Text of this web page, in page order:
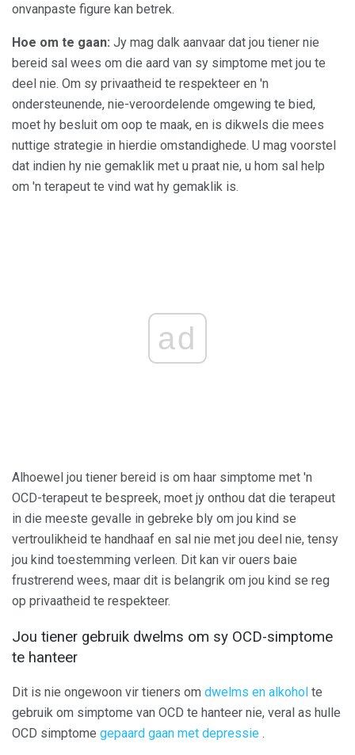
onvanpaste figure kan betrek.
Hoe om te gaan: Jy mag dalk aanvaar dat jou tiener nie
bereid sal wees om die aard van sy simptome met jou te
deel nie. Om sy privaatheid te respekteer en 'n
ondersteunende, nie-veroordelende omgewing te bied,
moet hy besluit om oop te maak, en is dikwels die mees
nuttige strategie in hierdie omstandighede. U mag voorstel
dat indien hy nie gemaklik met u praat nie, u hom sal help
om 'n terapeut te vind wat hy gemaklik is.
ad
Alhoewel jou tiener bereid is om haar simptome met 'n
OCD-terapeut te bespreek, moet jy onthou dat die terapeut
in die meeste gevalle in gebreke bly om jou kind se
vertroulikheid te handhaaf en sal nie met jou deel nie, tensy
jou kind toestemming verleen. Dit kan vir ouers baie
frustrerend wees, maar dit is belangrik om jou kind se reg
op privaatheid te respekteer.
Jou tiener gebruik dwelms om sy OCD-simptome
te hanteer
Dit is nie ongewoon vir tieners om dwelms en alkohol te
gebruik om simptome van OCD te hanteer nie, veral as hulle
OCD simptome gepaard gaan met depressie .